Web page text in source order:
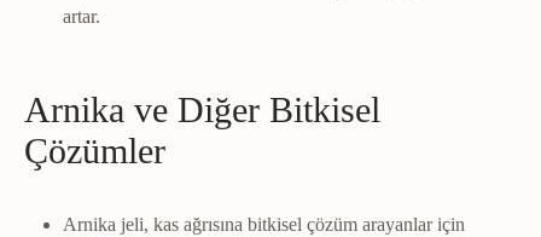
artar.
Arnika ve Diğer Bitkisel
Çözümler
Arnika jeli, kas ağrısına bitkisel çözüm arayanlar için